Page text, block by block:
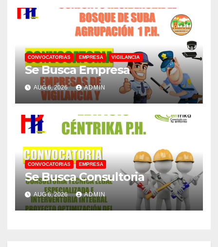
CONVOCATORIAS EMPRESA VIGILANCIA
Se Busca Empresa
AUG 6, 2026 ADMIN
CONVOCATORIAS EMPRESA
Se Busca Consultoria
AUG 6, 2026 ADMIN